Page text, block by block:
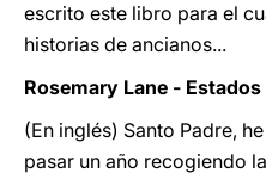
escrito este libro para el
historias de ancianos...
Rosemary Lane -
(En inglés) Santo Padre,
pasar un año recogiendo